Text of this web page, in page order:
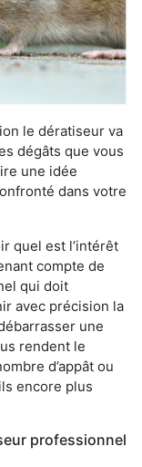
le dératiseur va
dégâts que vous
une idée
dans votre
quel est l’intérêt
compte de
qui doit
avec précision la
une
rendent le
d’appât ou
encore plus
professionnel